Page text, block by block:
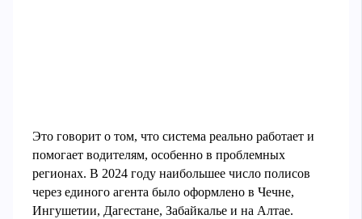
Это говорит о том, что система реально работает и
помогает водителям, особенно в проблемных
регионах. В 2024 году наибольшее число полисов
через единого агента было оформлено в Чечне,
Ингушетии, Дагестане, Забайкалье и на Алтае.